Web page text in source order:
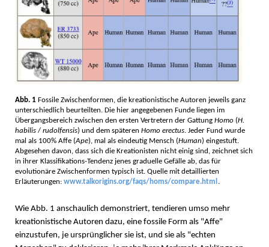
Abb. 1Fossile Zwischenformen, die kreationistische Autoren jeweils ganz
unterschiedlich beurteilten. Die hier angegebenen Funde liegen im
Übergangsbereich zwischen den ersten Vertretern der Gattung Homo(H.
habilis/ rudolfensis) und dem späteren Homo erectus. Jeder Fund wurde
mal als 100% Affe (Ape), mal als eindeutig Mensch (Human) eingestuft.
Abgesehen davon, dass sich die Kreationisten nicht einig sind, zeichnet sich
in ihrer Klassifikations-Tendenz jenes graduelle Gefälle ab, das für
evolutionäre Zwischenformen typisch ist. Quelle mit detaillierten
Erläuterungen: www.talkorigins.org/faqs/homs/compare.html .
Wie Abb. 1 anschaulich demonstriert, tendieren umso mehr
kreationistische Autoren dazu, eine fossile Form als "Affe"
einzustufen, je ursprünglicher sie ist, und sie als "echten